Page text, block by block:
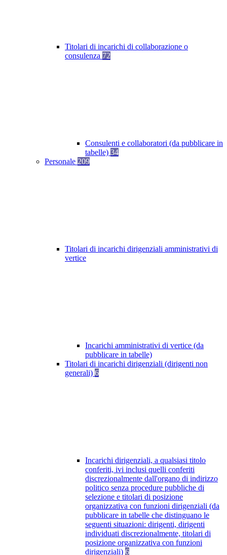
Titolari di incarichi di collaborazione o
consulenza 72
Consulenti e collaboratori (da pubblicare in
tabelle) 34
Personale 209
Titolari di incarichi dirigenziali amministrativi di
vertice
Incarichi amministrativi di vertice (da
pubblicare in tabelle)
Titolari di incarichi dirigenziali (dirigenti non
generali) 6
Incarichi dirigenziali, a qualsiasi titolo
conferiti, ivi inclusi quelli conferiti
discrezionalmente dall'organo di indirizzo
politico senza procedure pubbliche di
selezione e titolari di posizione
organizzativa con funzioni dirigenziali (da
pubblicare in tabelle che distinguano le
seguenti situazioni: dirigenti, dirigenti
individuati discrezionalmente, titolari di
posizione organizzativa con funzioni
dirigenziali) 6